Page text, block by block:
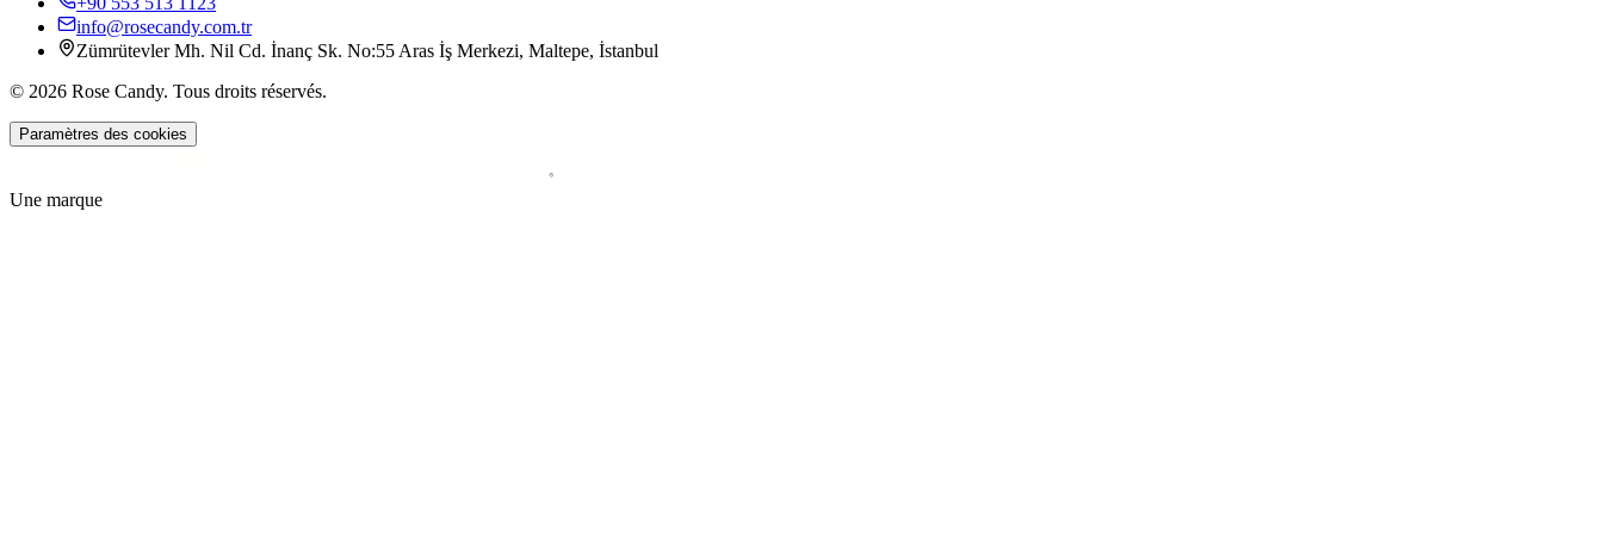
info@rosecandy.com.tr
Zümrütevler Mh. Nil Cd. İnanç Sk. No:55 Aras İş Merkezi, Maltepe, İstanbul
© 2026 Rose Candy. Tous droits réservés.
Paramètres des cookies
Une marque